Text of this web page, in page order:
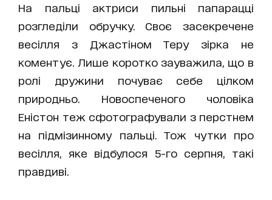
На пальці актриси пильні папарацці
розгледіли обручку. Своє засекречене
весілля з Джастіном Теру зірка не
коментує. Лише коротко зауважила, що в
ролі дружини почуває себе цілком
природньо. Новоспеченого чоловіка
Еністон теж сфотографували з перстнем
на підмізинному пальці. Тож чутки про
весілля, яке відбулося 5-го серпня, такі
правдиві.